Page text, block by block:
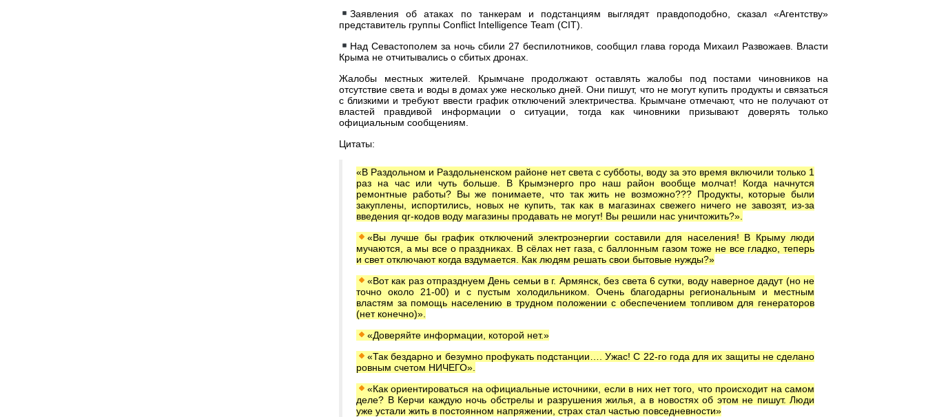
Заявления об атаках по танкерам и подстанциям выглядят правдоподобно, сказал «Агентству»
представитель группы Conflict Intelligence Team (CIT).
Над Севастополем за ночь сбили 27 беспилотников, сообщил глава города Михаил Развожаев. Власти
Крыма не отчитывались о сбитых дронах.
Жалобы местных жителей. Крымчане продолжают оставлять жалобы под постами чиновников на
отсутствие света и воды в домах уже несколько дней. Они пишут, что не могут купить продукты и связаться
с близкими и требуют ввести график отключений электричества. Крымчане отмечают, что не получают от
властей правдивой информации о ситуации, тогда как чиновники призывают доверять только
официальным сообщениям.
Цитаты:
«В Раздольном и Раздольненском районе нет света с субботы, воду за это время включили только 1
раз на час или чуть больше. В Крымэнерго про наш район вообще молчат! Когда начнутся
ремонтные работы? Вы же понимаете, что так жить не возможно??? Продукты, которые были
закуплены, испортились, новых не купить, так как в магазинах свежего ничего не завозят, из-за
введения qr-кодов воду магазины продавать не могут! Вы решили нас уничтожить?».
«Вы лучше бы график отключений электроэнергии составили для населения! В Крыму люди
мучаются, а мы все о праздниках. В сёлах нет газа, с баллонным газом тоже не все гладко, теперь
и свет отключают когда вздумается. Как людям решать свои бытовые нужды?»
«Вот как раз отпразднуем День семьи в г. Армянск, без света 6 сутки, воду наверное дадут (но не
точно около 21-00) и с пустым холодильником. Очень благодарны региональным и местным
властям за помощь населению в трудном положении с обеспечением топливом для генераторов
(нет конечно)».
«Доверяйте информации, которой нет.»
«Так бездарно и безумно профукать подстанции…. Ужас! С 22-го года для их защиты не сделано
ровным счетом НИЧЕГО».
«Как ориентироваться на официальные источники, если в них нет того, что происходит на самом
деле? В Керчи каждую ночь обстрелы и разрушения жилья, а в новостях об этом не пишут. Люди
уже устали жить в постоянном напряжении, страх стал частью повседневности»